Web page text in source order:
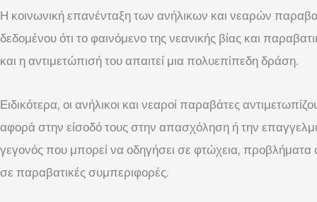
Η κοινωνική επανένταξη των ανήλικων και νεαρών
δεδομένου ότι το φαινόμενο της νεανικής βίας και
και η αντιμετώπισή του απαιτεί μια πολυεπίπεδη δράση.
Ειδικότερα, οι ανήλικοι και νεαροί παραβάτες
αφορά στην είσοδό τους στην απασχόληση ή την
γεγονός που μπορεί να οδηγήσει σε φτώχεια,
σε παραβατικές συμπεριφορές.